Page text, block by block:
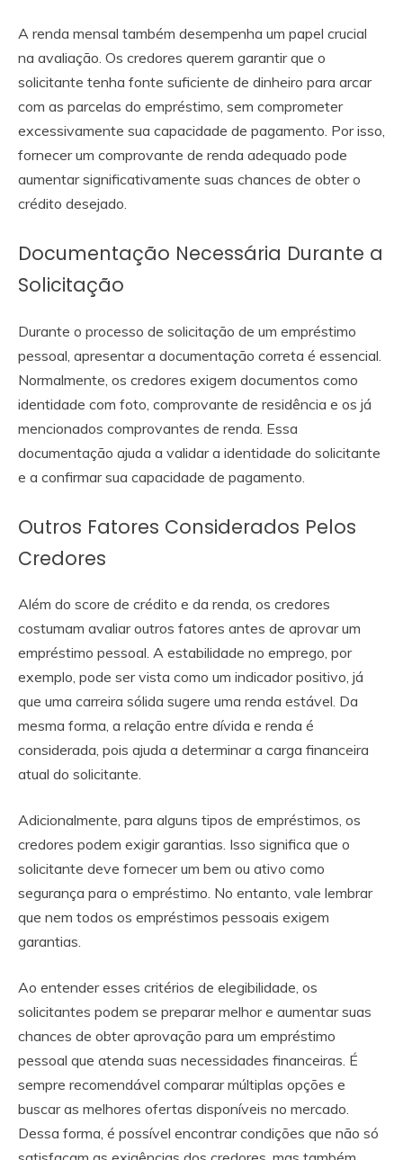
A renda mensal também desempenha um papel crucial
na avaliação. Os credores querem garantir que o
solicitante tenha fonte suficiente de dinheiro para arcar
com as parcelas do empréstimo, sem comprometer
excessivamente sua capacidade de pagamento. Por isso,
fornecer um comprovante de renda adequado pode
aumentar significativamente suas chances de obter o
crédito desejado.
Documentação Necessária Durante a
Solicitação
Durante o processo de solicitação de um empréstimo
pessoal, apresentar a documentação correta é essencial.
Normalmente, os credores exigem documentos como
identidade com foto, comprovante de residência e os já
mencionados comprovantes de renda. Essa
documentação ajuda a validar a identidade do solicitante
e a confirmar sua capacidade de pagamento.
Outros Fatores Considerados Pelos
Credores
Além do score de crédito e da renda, os credores
costumam avaliar outros fatores antes de aprovar um
empréstimo pessoal. A estabilidade no emprego, por
exemplo, pode ser vista como um indicador positivo, já
que uma carreira sólida sugere uma renda estável. Da
mesma forma, a relação entre dívida e renda é
considerada, pois ajuda a determinar a carga financeira
atual do solicitante.
Adicionalmente, para alguns tipos de empréstimos, os
credores podem exigir garantias. Isso significa que o
solicitante deve fornecer um bem ou ativo como
segurança para o empréstimo. No entanto, vale lembrar
que nem todos os empréstimos pessoais exigem
garantias.
Ao entender esses critérios de elegibilidade, os
solicitantes podem se preparar melhor e aumentar suas
chances de obter aprovação para um empréstimo
pessoal que atenda suas necessidades financeiras. É
sempre recomendável comparar múltiplas opções e
buscar as melhores ofertas disponíveis no mercado.
Dessa forma, é possível encontrar condições que não só